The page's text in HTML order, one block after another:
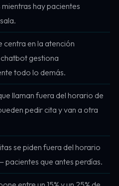
hay pacientes
centra en la atención
gestiona
todo lo demás.
llaman fuera del horario de
pedir cita y van a otra
se piden fuera del horario
pacientes que antes perdías.